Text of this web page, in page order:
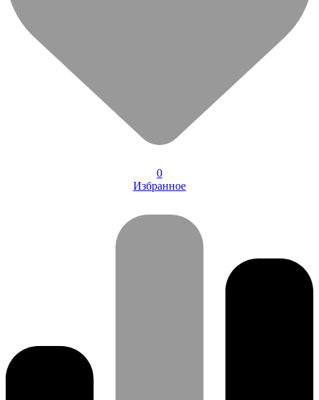
0
Избранное